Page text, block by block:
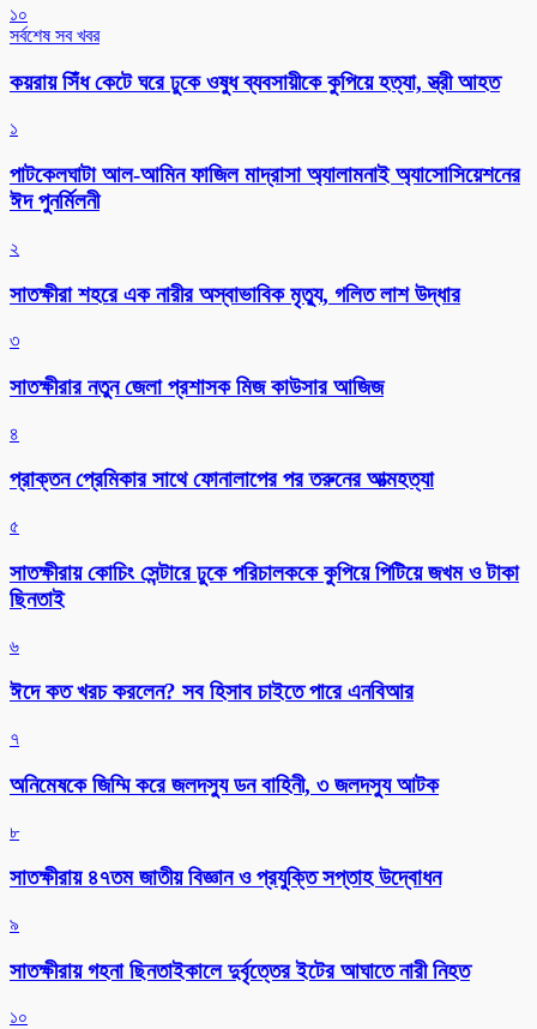
১০
সর্বশেষ সব খবর
কয়রায় সিঁধ কেটে ঘরে ঢুকে ওষুধ ব্যবসায়ীকে কুপিয়ে হত্যা, স্ত্রী আহত
১
পাটকেলঘাটা আল-আমিন ফাজিল মাদ্রাসা অ্যালামনাই অ্যাসোসিয়েশনের
ঈদ পুনর্মিলনী
২
সাতক্ষীরা শহরে এক নারীর অস্বাভাবিক মৃত্যু, গলিত লাশ উদ্ধার
৩
সাতক্ষীরার নতুন জেলা প্রশাসক মিজ কাউসার আজিজ
৪
প্রাক্তন প্রেমিকার সাথে ফোনালাপের পর তরুনের আত্মহত্যা
৫
সাতক্ষীরায় কোচিং সেন্টারে ঢুকে পরিচালককে কুপিয়ে পিটিয়ে জখম ও টাকা
ছিনতাই
৬
ঈদে কত খরচ করলেন? সব হিসাব চাইতে পারে এনবিআর
৭
অনিমেষকে জিম্মি করে জলদস্যু ডন বাহিনী, ৩ জলদস্যু আটক
৮
সাতক্ষীরায় ৪৭তম জাতীয় বিজ্ঞান ও প্রযুক্তি সপ্তাহ উদ্বোধন
৯
সাতক্ষীরায় গহনা ছিনতাইকালে দুর্বৃত্তের ইটের আঘাতে নারী নিহত
১০